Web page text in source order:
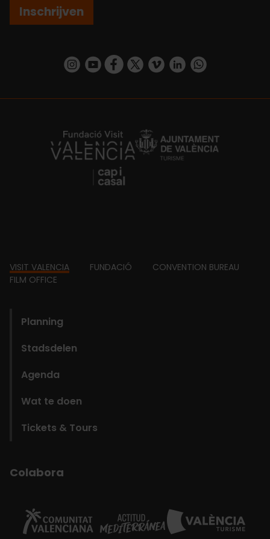
Inschrijven
https://www.instagram.com/visit_valencia/
https://www.youtube.com/user/
https://www.facebook.com/
https://twitter.com/
https://vimeo.com/
https://www.linkedin.com/company/turismo-valencia/https://api.whatsapp.com/send/
https://fundacion.visitvalencia.com/
Footer
VISIT VALENCIA FUNDACIÓ
CONVENTION BUREAU
FILM OFFICE
Planning
Stadsdelen
Agenda
Wat te doen
Tickets & Tours
Colabora